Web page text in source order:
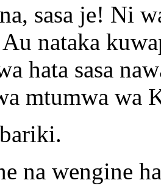
sasa je! Ni
nataka
hata sasa
mtumwa wa
na wengine